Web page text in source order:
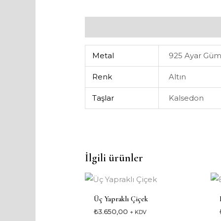
Metal 925 Ayar
Renk Altın
Taşlar Kalsedon
İlgili ürünler
Üç Yapraklı Çiçek
₺3.650,00 + KDV